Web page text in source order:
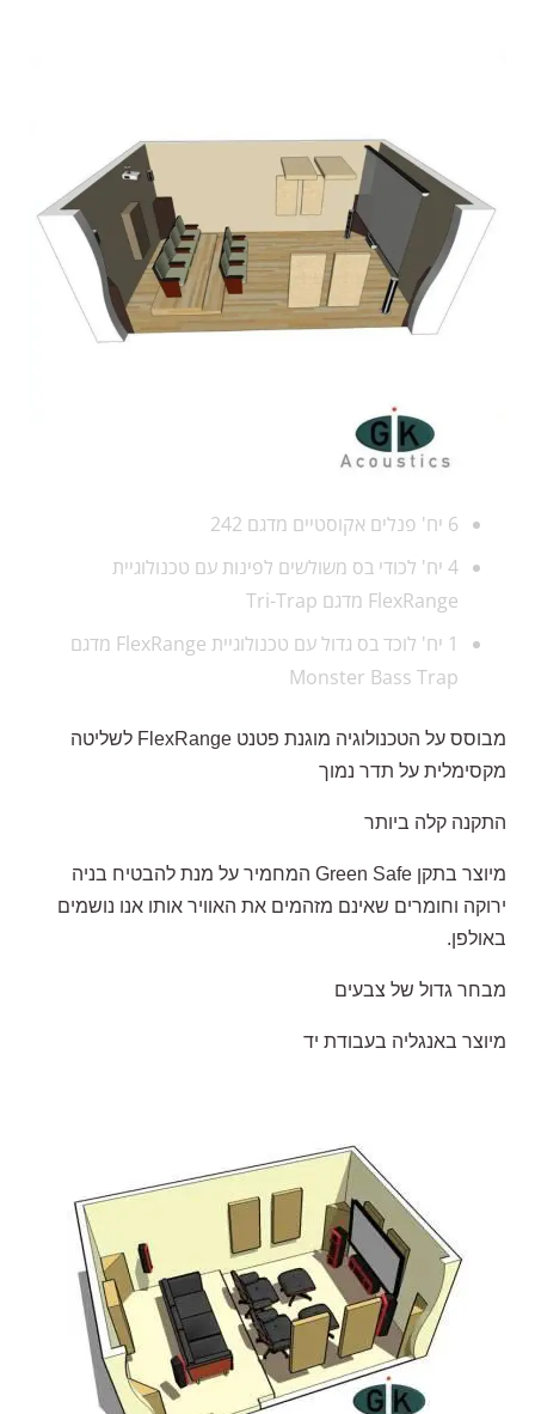
6 יח' פנלים אקוסטיים מדגם 242
4 יח' לכודי בס משולשים לפינות עם טכנולוגיית
FlexRange מדגם Tri-Trap
1 יח' לוכד בס גדול עם טכנולוגיית FlexRange מדגם
Monster Bass Trap
מבוסס על הטכנולוגיה מוגנת פטנט FlexRange לשליטה
מקסימלית על תדר נמוך
התקנה קלה ביותר
מיוצר בתקן Green Safe המחמיר על מנת להבטיח בניה
ירוקה וחומרים שאינם מזהמים את האוויר אותו אנו נושמים
באולפן.
מבחר גדול של צבעים
מיוצר באנגליה בעבודת יד